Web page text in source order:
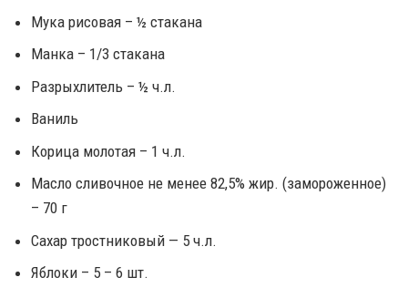
Мука рисовая – ½ стакана
Манка – 1/3 стакана
Разрыхлитель – ½ ч.л.
Ваниль
Корица молотая – 1 ч.л.
Масло сливочное не менее 82,5% жир. (замороженное)
– 70 г
Сахар тростниковый — 5 ч.л.
Яблоки – 5 – 6 шт.